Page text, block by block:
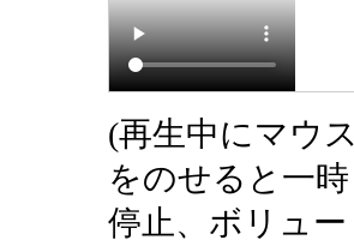
(再生中にマウス
をのせると一時
停止、ボリュー